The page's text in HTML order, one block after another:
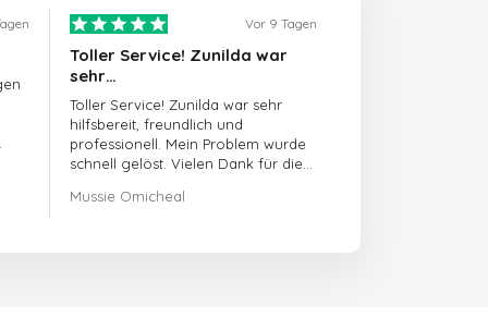
Vor 9 Tagen
Toller Service! Zunilda war
sehr…
Toller Service! Zunilda war sehr
hilfsbereit, freundlich und
professionell. Mein Problem wurde
schnell gelöst. Vielen Dank für die
Mussie Omicheal